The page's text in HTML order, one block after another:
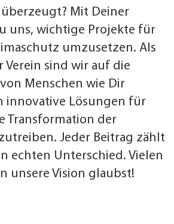
Mit Deiner
uns, wichtige Projekte für
umzusetzen. Als
sind wir auf die
Menschen wie Dir
innovative Lösungen für
Transformation der
Jeder Beitrag zählt
echten Unterschied. Vielen
unsere Vision glaubst!